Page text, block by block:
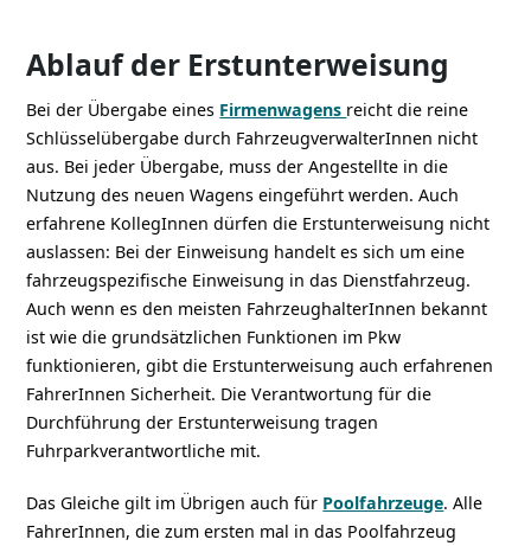
Ablauf der Erstunterweisung
Bei der Übergabe eines Firmenwagens reicht die reine
Schlüsselübergabe durch FahrzeugverwalterInnen nicht
aus. Bei jeder Übergabe, muss der Angestellte in die
Nutzung des neuen Wagens eingeführt werden. Auch
erfahrene KollegInnen dürfen die Erstunterweisung nicht
auslassen: Bei der Einweisung handelt es sich um eine
fahrzeugspezifische Einweisung in das Dienstfahrzeug.
Auch wenn es den meisten FahrzeughalterInnen bekannt
ist wie die grundsätzlichen Funktionen im Pkw
funktionieren, gibt die Erstunterweisung auch erfahrenen
FahrerInnen Sicherheit. Die Verantwortung für die
Durchführung der Erstunterweisung tragen
Fuhrparkverantwortliche mit.
Das Gleiche gilt im Übrigen auch für Poolfahrzeuge. Alle
FahrerInnen, die zum ersten mal in das Poolfahrzeug